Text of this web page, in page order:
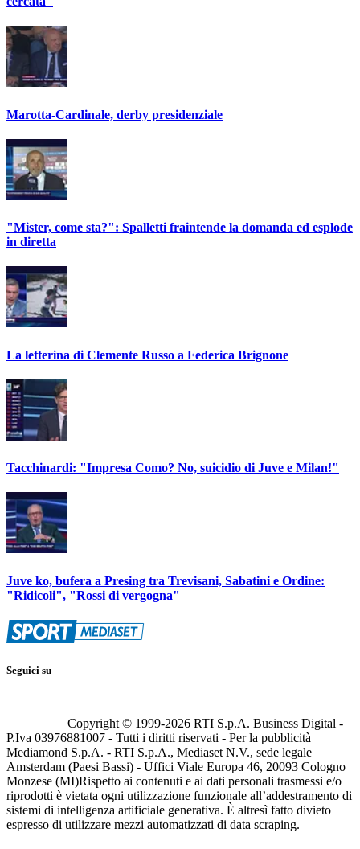
Marotta-Cardinale, derby presidenziale
"Mister, come sta?": Spalletti fraintende la domanda ed esplode
in diretta
La letterina di Clemente Russo a Federica Brignone
Tacchinardi: "Impresa Como? No, suicidio di Juve e Milan!"
Juve ko, bufera a Presing tra Trevisani, Sabatini e Ordine:
"Ridicoli", "Rossi di vergogna"
Seguici su
Copyright © 1999-2026 RTI S.p.A. Business Digital -
P.Iva 03976881007 - Tutti i diritti riservati - Per la pubblicità
Mediamond S.p.A. - RTI S.p.A., Mediaset N.V., sede legale
Amsterdam (Paesi Bassi) - Uffici Viale Europa 46, 20093 Cologno
Monzese (MI)Rispetto ai contenuti e ai dati personali trasmessi e/o
riprodotti è vietata ogni utilizzazione funzionale all’addestramento di
sistemi di intelligenza artificiale generativa. È altresì fatto divieto
espresso di utilizzare mezzi automatizzati di data scraping.